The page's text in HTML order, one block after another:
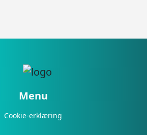
Menu
Cookie-erklæring